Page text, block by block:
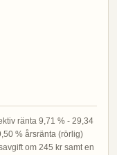
ränta 9,71 % - 29,34
% årsränta (rörlig)
om 245 kr samt en